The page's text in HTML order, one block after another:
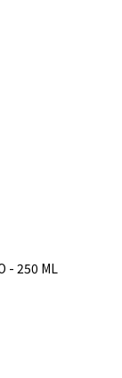
- 250 ML